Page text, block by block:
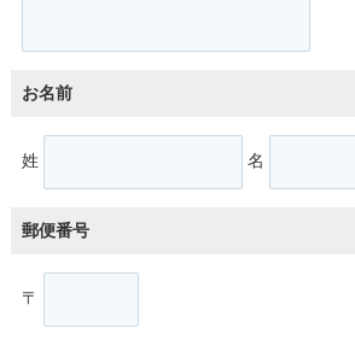
お名前
姓 名
郵便番号
〒